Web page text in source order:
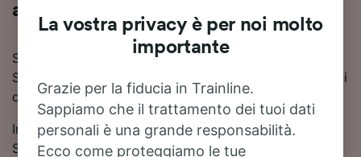
a Senigallia
Stai pianificando un viaggio in treno da Albanova a
Senigallia? Consulta orari aggiornati, prezzi e soluzioni
di viaggio in un unico posto.
In media, per viaggiare in treno da Albanova a
Senigallia ci metti circa 9 ore 35 minuti. La tratta
La vostra privacy è per noi molto
importante
Grazie per la fiducia in Trainline.
Sappiamo che il trattamento dei tuoi dati
personali è una grande responsabilità.
Ecco come proteggiamo le tue